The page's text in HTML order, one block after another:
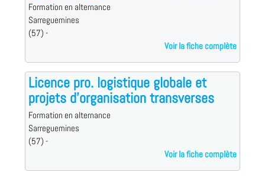
Formation en alternance
Sarreguemines
(57) -
Voir la fiche complète
Licence pro. logistique globale et
projets d'organisation transverses
Formation en alternance
Sarreguemines
(57) -
Voir la fiche complète